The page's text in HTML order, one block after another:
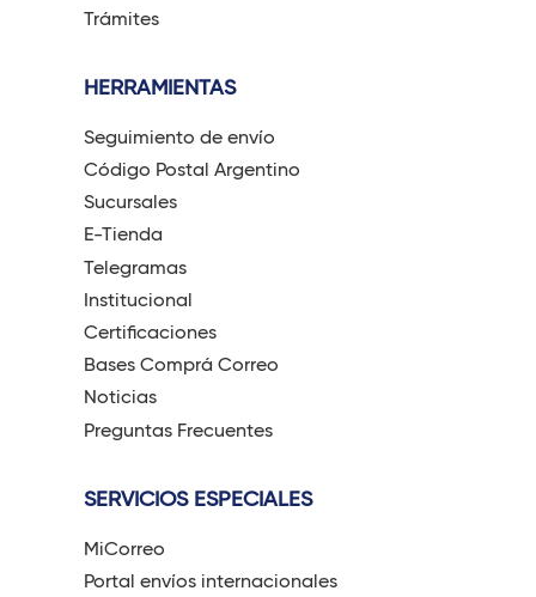
Trámites
HERRAMIENTAS
Seguimiento de envío
Código Postal Argentino
Sucursales
E-Tienda
Telegramas
Institucional
Certificaciones
Bases Comprá Correo
Noticias
Preguntas Frecuentes
SERVICIOS ESPECIALES
MiCorreo
Portal envíos internacionales